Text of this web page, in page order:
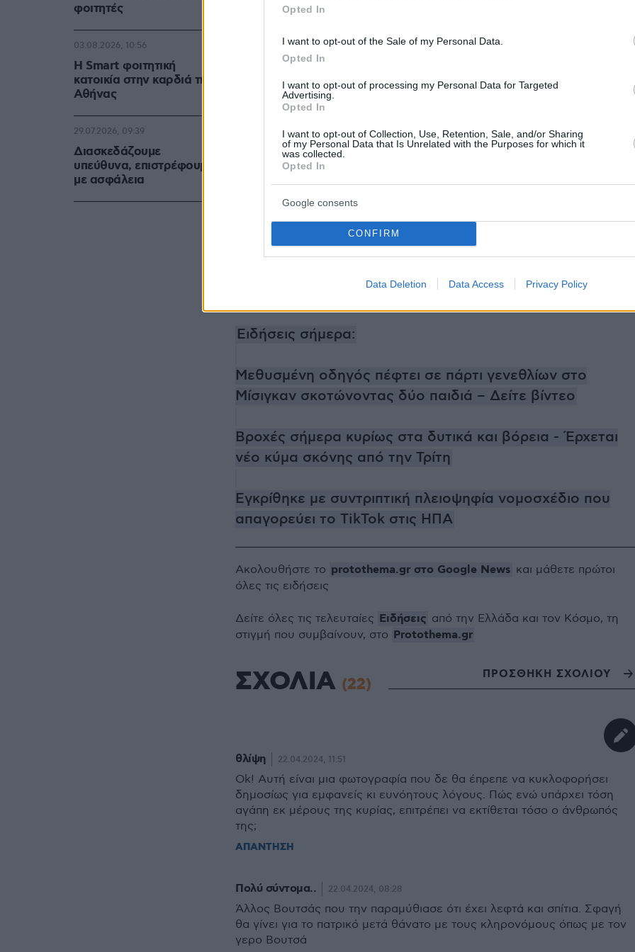
Opted In
I want to opt-out of the Sale of my Personal Data.
Opted In
I want to opt-out of processing my Personal Data for Targeted
Advertising.
Opted In
I want to opt-out of Collection, Use, Retention, Sale, and/or Sharing
of my Personal Data that Is Unrelated with the Purposes for which it
was collected.
Opted In
Google consents
CONFIRM
Data Deletion Data Access Privacy Policy
View this post on Instagram
A post shared by Iro Saia (@irosaia4)
Ειδήσεις σήμερα:
Μεθυσμένη οδηγός πέφτει σε πάρτι γενεθλίων στο
Μίσιγκαν σκοτώνοντας δύο παιδιά – Δείτε βίντεο
Βροχές σήμερα κυρίως στα δυτικά και βόρεια - Έρχεται
νέο κύμα σκόνης από την Τρίτη
Εγκρίθηκε με συντριπτική πλειοψηφία νομοσχέδιο που
απαγορεύει το TikTok στις ΗΠΑ
φοιτητές
Η Smart φοιτητική
κατοικία στην καρδιά της
Αθήνας
03.08.2026, 10:56
Διασκεδάζουμε
υπεύθυνα, επιστρέφουμε
με ασφάλεια
29.07.2026, 09:39
Ακολουθήστε το protothema.gr στο Google News και μάθετε πρώτοι
όλες τις ειδήσεις
Δείτε όλες τις τελευταίες Ειδήσεις από την Ελλάδα και τον Κόσμο, τη
στιγμή που συμβαίνουν, στο Protothema.gr
ΣΧΟΛΙΑ (22) ΠΡΟΣΘΗΚΗ ΣΧΟΛΙΟΥ
θλίψη 22.04.2024, 11:51
Ok! Αυτή είναι μια φωτογραφία που δε θα έπρεπε να κυκλοφορήσει
δημοσίως για εμφανείς κι ευνόητους λόγους. Πώς ενώ υπάρχει τόση
αγάπη εκ μέρους της κυρίας, επιτρέπει να εκτίθεται τόσο ο άνθρωπός
της;
ΑΠΑΝΤΗΣΗ
Πολύ σύντομα.. 22.04.2024, 08:28
Άλλος Βουτσάς που την παραμύθιασε ότι έχει λεφτά και σπίτια. Σφαγή
θα γίνει για το πατρικό μετά θάνατο με τους κληρονόμους όπως με τον
γερο Βουτσά